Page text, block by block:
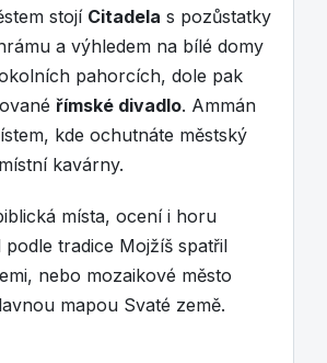
stojí Citadela s pozůstatky
a výhledem na bílé domy
pahorcích, dole pak
římské divadlo. Ammán
kde ochutnáte městský
kavárny.
místa, ocení i horu
podle tradice Mojžíš spatřil
nebo mozaikové město
mapou Svaté země.